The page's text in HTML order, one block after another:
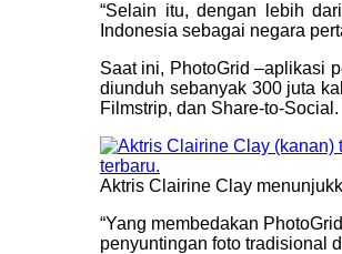
“Selain itu, dengan lebih
Indonesia sebagai negara
Saat ini, PhotoGrid –aplikasi
diunduh sebanyak 300 juta
Filmstrip, dan Share-to-Social.
Aktris Clairine Clay
“Yang membedakan
penyuntingan foto tradisional